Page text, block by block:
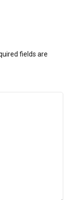
fields are